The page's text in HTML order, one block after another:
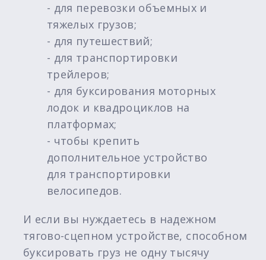
- для перевозки объемных и
тяжелых грузов;
- для путешествий;
- для транспортировки
трейлеров;
- для буксирования моторных
лодок и квадроциклов на
платформах;
- чтобы крепить
дополнительное устройство
для транспортировки
велосипедов.
И если вы нуждаетесь в надежном
тягово-сцепном устройстве, способном
буксировать груз не одну тысячу